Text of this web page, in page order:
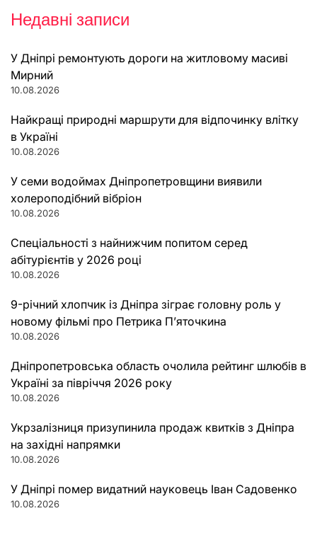
Недавні записи
У Дніпрі ремонтують дороги на житловому масиві
Мирний
10.08.2026
Найкращі природні маршрути для відпочинку влітку
в Україні
10.08.2026
У семи водоймах Дніпропетровщини виявили
холероподібний вібріон
10.08.2026
Спеціальності з найнижчим попитом серед
абітурієнтів у 2026 році
10.08.2026
9-річний хлопчик із Дніпра зіграє головну роль у
новому фільмі про Петрика П’яточкина
10.08.2026
Дніпропетровська область очолила рейтинг шлюбів в
Україні за півріччя 2026 року
10.08.2026
Укрзалізниця призупинила продаж квитків з Дніпра
на західні напрямки
10.08.2026
У Дніпрі помер видатний науковець Іван Садовенко
10.08.2026